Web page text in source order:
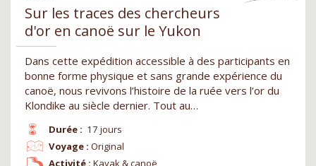
Sur les traces des chercheurs
d'or en canoë sur le Yukon
Dans cette expédition accessible à des participants en
bonne forme physique et sans grande expérience du
canoë, nous revivons l’histoire de la ruée vers l’or du
Klondike au siècle dernier. Tout au…
Durée : 17 jours
Voyage : Original
Activité : Kayak & canoë